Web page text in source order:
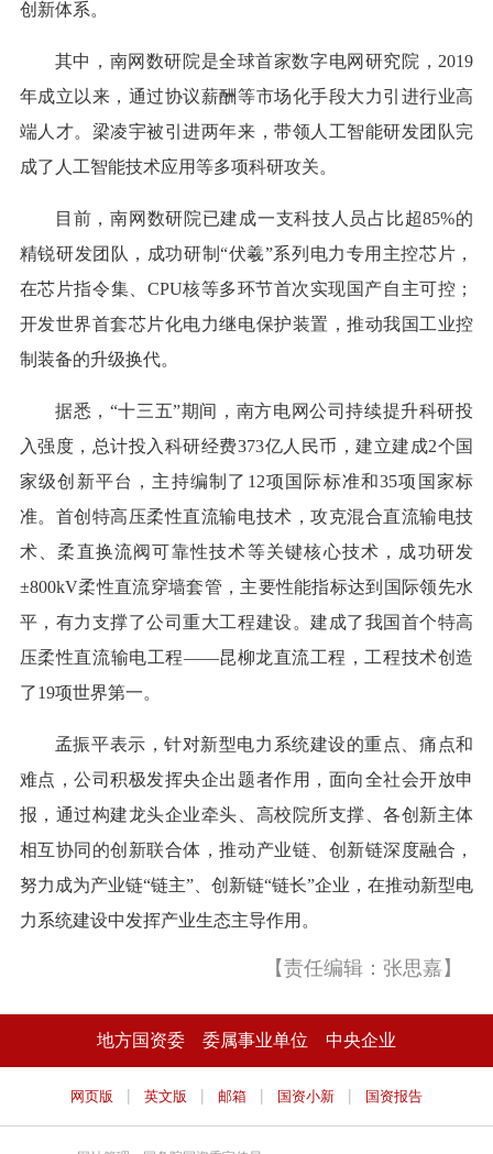
创新体系。
其中，南网数研院是全球首家数字电网研究院，2019
年成立以来，通过协议薪酬等市场化手段大力引进行业高
端人才。梁凌宇被引进两年来，带领人工智能研发团队完
成了人工智能技术应用等多项科研攻关。
目前，南网数研院已建成一支科技人员占比超85%的
精锐研发团队，成功研制“伏羲”系列电力专用主控芯片，
在芯片指令集、CPU核等多环节首次实现国产自主可控；
开发世界首套芯片化电力继电保护装置，推动我国工业控
制装备的升级换代。
据悉，“十三五”期间，南方电网公司持续提升科研投
入强度，总计投入科研经费373亿人民币，建立建成2个国
家级创新平台，主持编制了12项国际标准和35项国家标
准。首创特高压柔性直流输电技术，攻克混合直流输电技
术、柔直换流阀可靠性技术等关键核心技术，成功研发
±800kV柔性直流穿墙套管，主要性能指标达到国际领先水
平，有力支撑了公司重大工程建设。建成了我国首个特高
压柔性直流输电工程——昆柳龙直流工程，工程技术创造
了19项世界第一。
孟振平表示，针对新型电力系统建设的重点、痛点和
难点，公司积极发挥央企出题者作用，面向全社会开放申
报，通过构建龙头企业牵头、高校院所支撑、各创新主体
相互协同的创新联合体，推动产业链、创新链深度融合，
努力成为产业链“链主”、创新链“链长”企业，在推动新型电
力系统建设中发挥产业生态主导作用。
【责任编辑：张思嘉】
地方国资委 委属事业单位 中央企业
网页版 | 英文版 | 邮箱 | 国资小新 | 国资报告